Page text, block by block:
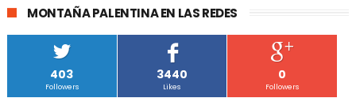
MONTAÑA PALENTINA EN LAS REDES
403
Followers
3440
Likes
0
Followers